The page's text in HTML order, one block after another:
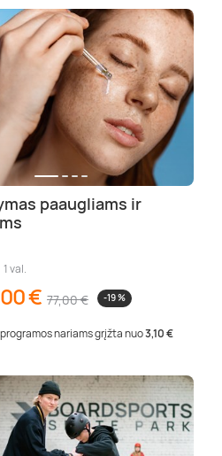
paaugliams ir
1 val.
€ 77,00 € -19 %
nariams grįžta nuo3,10 €